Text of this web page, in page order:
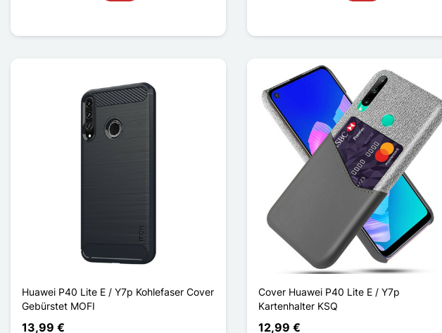
Huawei P40 Lite E / Y7p Kohlefaser Cover
Gebürstet MOFI
13,99 €
Cover Huawei P40 Lite E / Y7p
Kartenhalter KSQ
12,99 €